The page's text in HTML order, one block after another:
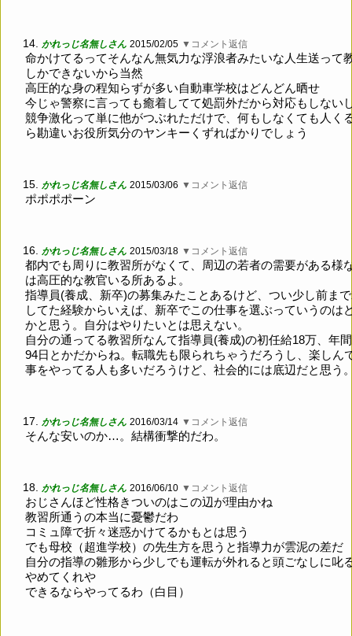
14. かれっじ名無しさん 2015/02/05 ▼コメント返信
命かけてるってそんなん無気力な浮浪者みたいな人生送って
しかできないから当然
高圧的な身の程知らずが多い自動車学校はどんどん晒せ
今じゃ警察に言っても癒着してて処罰外だから対応もしない
競争激化って単に他がつぶれただけで、何もしなくても人く
ら勘違いお役所気分のヤンキーくずればかりでしょう
15. かれっじ名無しさん 2015/03/06 ▼コメント返信
ポポポポーン
16. かれっじ名無しさん 2015/03/18 ▼コメント返信
都内でも周りに教習所がなくて、周辺の若者の需要がある様
は高圧的な教官いる所あるよ。
指導員(養成、新卒)の募集みたことあるけど、つい少し前ま
してた経験からいえば、新卒でこの仕事を選ぶっていうのは
かと思う。自分はやりたいとは思えない。
自分の通ってる教習所なんて指導員(養成)の初任給18万、年
94日とかだからね。転職先も限られちゃうだろうし、楽しん
事をやってる人も多いだろうけど、社会的には底辺だと思う
17. かれっじ名無しさん 2016/03/14 ▼コメント返信
そんな安いのか…。結構衝撃的だわ。
18. かれっじ名無しさん 2016/06/10 ▼コメント返信
おじさんほど性格きついのはこの辺が理由かね
教習所通うの本当に憂鬱だわ
コミュ障で折々迷惑かけてるかもとは思う
でも母校（超進学校）の先生方を思うと指導力が雲泥の差だ
自分の指導の雛形から少しでも運転が外れると頭ごなしに叱
やめてくれや
できるならやってるわ（白目）